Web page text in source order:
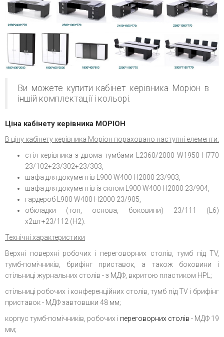
Ви можете купити кабінет керівника Моріон в
іншій комплектації і кольорі.
Ціна кабінету керівника МОРІОН
В ціну кабінету керівника Моріон пораховано наступні елементи:
стіл керівника з двома тумбами L2360/2000 W1950 H770
23/102+23/302+23/303,
шафа для документів L900 W400 H2000 23/903,
шафа для документів із склом L900 W400 H2000 23/904,
гардероб L900 W400 H2000 23/905,
обкладки (топ, основа, боковини) 23/111 (L6)
х2шт+23/112 (Н2).
Технічні характеристики
Верхні поверхні робочих і переговорних столів, тумб під TV,
тумб-помічників, брифінг приставок, а також боковини і
стільниці журнальних столів - з МДФ, вкритою пластиком HPL;
стільниці робочих і конференційних столів, тумб під TV і брифінг
приставок - МДФ завтовшки 48 мм;
корпус тумб-помічників, робочих і переговорних столів - МДФ 19
мм;